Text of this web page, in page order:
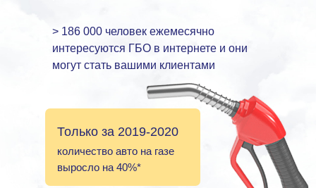
> 186 000 человек ежемесячно
интересуются ГБО в интернете и они
могут стать вашими клиентами
Только за 2019-2020
количество авто на газе
выросло на 40%*